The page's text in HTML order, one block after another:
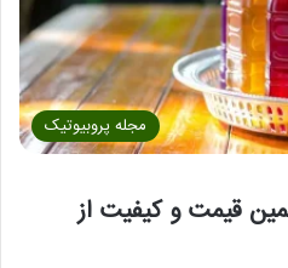
مجله پروبیوتیک
قیمت و کیفیت از